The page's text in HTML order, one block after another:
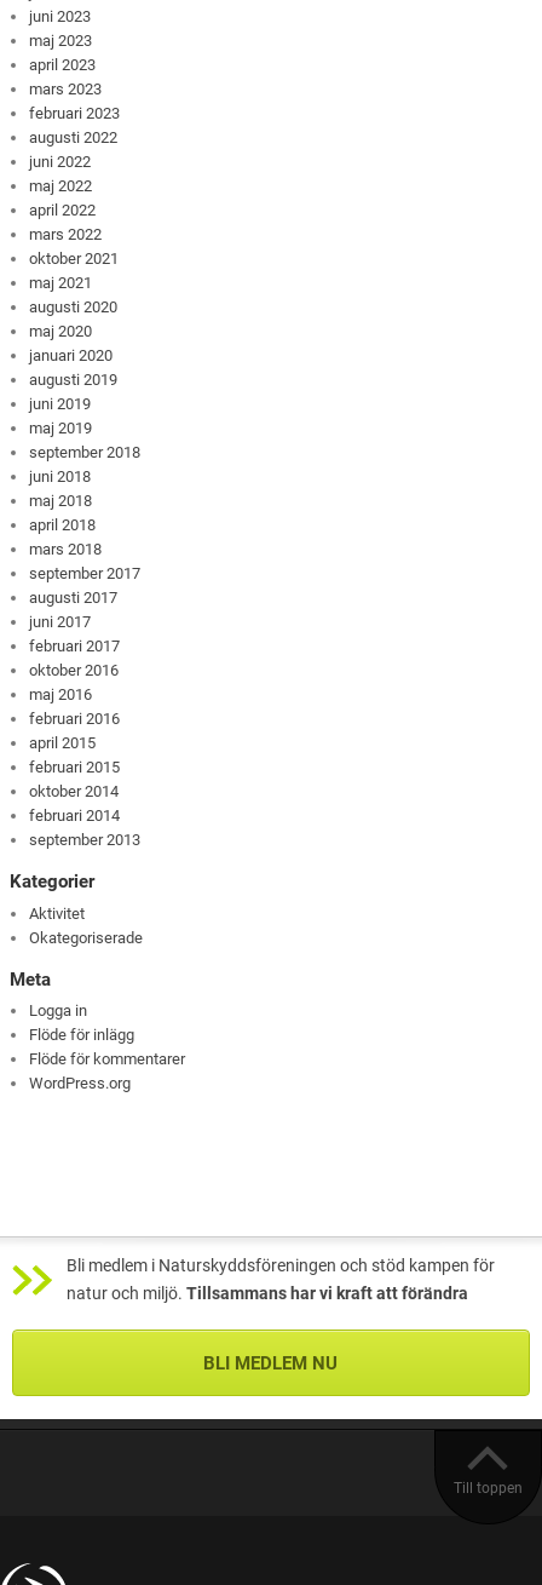
juni 2023
maj 2023
april 2023
mars 2023
februari 2023
augusti 2022
juni 2022
maj 2022
april 2022
mars 2022
oktober 2021
maj 2021
augusti 2020
maj 2020
januari 2020
augusti 2019
juni 2019
maj 2019
september 2018
juni 2018
maj 2018
april 2018
mars 2018
september 2017
augusti 2017
juni 2017
februari 2017
oktober 2016
maj 2016
februari 2016
april 2015
februari 2015
oktober 2014
februari 2014
september 2013
Kategorier
Aktivitet
Okategoriserade
Meta
Logga in
Flöde för inlägg
Flöde för kommentarer
WordPress.org
Bli medlem i Naturskyddsföreningen och stöd kampen för
natur och miljö. Tillsammans har vi kraft att förändra
BLI MEDLEM NU
Till toppen